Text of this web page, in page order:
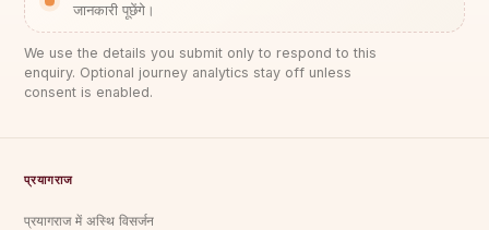
जानकारी पूछेंगे।
We use the details you submit only to respond to this
enquiry. Optional journey analytics stay off unless
consent is enabled.
प्रयागराज
प्रयागराज में अस्थि विसर्जन